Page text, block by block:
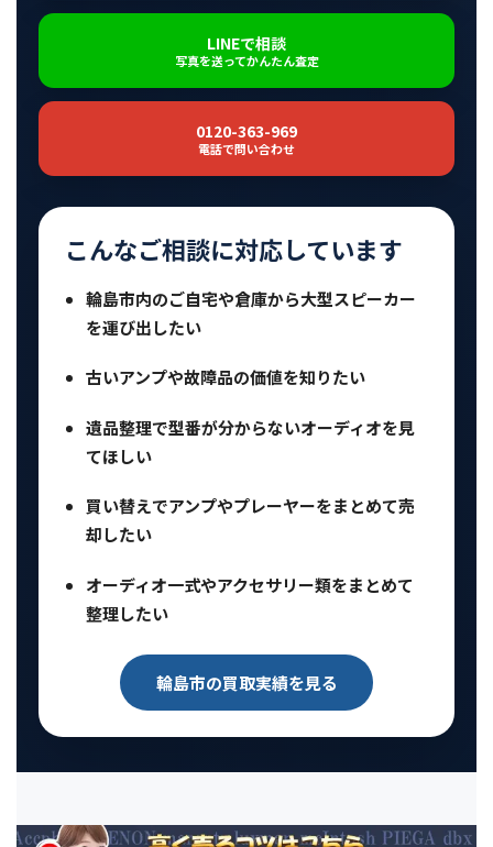
LINEで相談
写真を送ってかんたん査定
0120-363-969
電話で問い合わせ
こんなご相談に対応しています
輪島市内のご自宅や倉庫から大型スピーカー
を運び出したい
古いアンプや故障品の価値を知りたい
遺品整理で型番が分からないオーディオを見
てほしい
買い替えでアンプやプレーヤーをまとめて売
却したい
オーディオ一式やアクセサリー類をまとめて
整理したい
輪島市の買取実績を見る